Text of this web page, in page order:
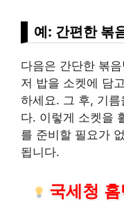
예: 간편한 볶
다음은 간단한 볶
저 밥을 소켓에 담
하세요. 그 후, 기름
다. 이렇게 소켓을
를 준비할 필요가
됩니다.
국세청